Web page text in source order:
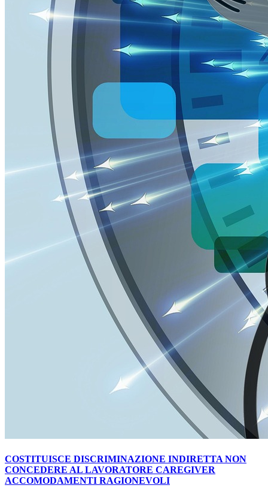
COSTITUISCE DISCRIMINAZIONE INDIRETTA NON
CONCEDERE AL LAVORATORE CAREGIVER
ACCOMODAMENTI RAGIONEVOLI